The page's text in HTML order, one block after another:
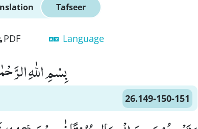
Tafseer
PDF Language
بِسْمِ اللّٰهِ
26.149-150-151